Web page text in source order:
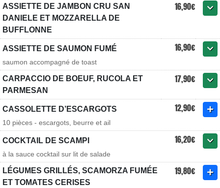
ASSIETTE DE JAMBON CRU SAN
DANIELE ET MOZZARELLA DE
BUFFLONNE
16,90€
ASSIETTE DE SAUMON FUMÉ 16,90€
saumon accompagné de toast
CARPACCIO DE BOEUF, RUCOLA ET
PARMESAN
17,90€
CASSOLETTE D’ESCARGOTS 12,90€
10 pièces - escargots, beurre et ail
COCKTAIL DE SCAMPI 16,20€
à la sauce cocktail sur lit de salade
LÉGUMES GRILLÉS, SCAMORZA FUMÉE
ET TOMATES CERISES
19,80€